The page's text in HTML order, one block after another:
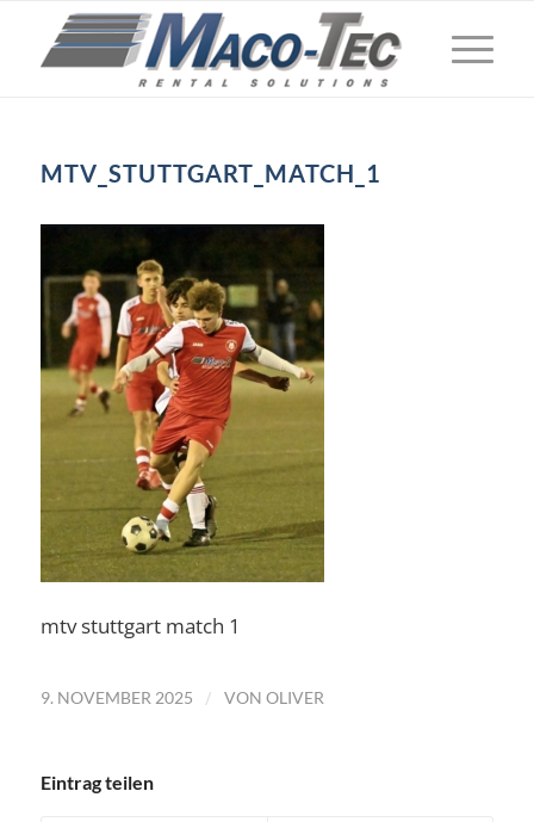
MTV_STUTTGART_MATCH_1
mtv stuttgart match 1
9. NOVEMBER 2025 / VON OLIVER
Eintrag teilen